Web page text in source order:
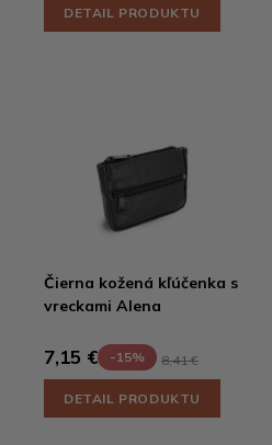
DETAIL PRODUKTU
Čierna kožená kľúčenka s
vreckami Alena
7,15 € -15% 8,41 €
DETAIL PRODUKTU